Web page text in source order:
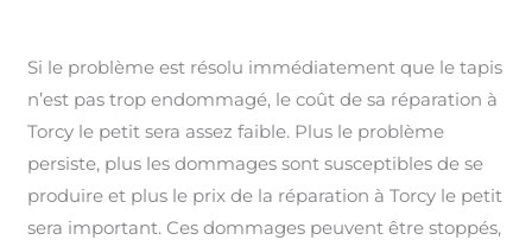
Si le problème est résolu immédiatement que le tapis
n’est pas trop endommagé, le coût de sa réparation à
Torcy le petit sera assez faible. Plus le problème
persiste, plus les dommages sont susceptibles de se
produire et plus le prix de la réparation à Torcy le petit
sera important. Ces dommages peuvent être stoppés,